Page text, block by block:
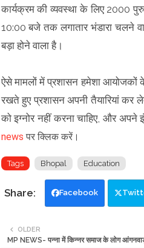
कार्यक्रम की व्यवस्था के लिए 2000
10:00 बजे तक लगातार भंडारा चलने
बड़ा होने वाला है।
ऐसे मामलों में प्रशासन हमेशा आयोजकों
रखते हुए प्रशासन अपनी तैयारियां कर
को इग्नोर नहीं करना चाहिए, और अपने
news पर क्लिक करें।
Tags Bhopal Education
Facebook
OLDER
MP NEWS- पन्ना में किन्नर समाज के लोग